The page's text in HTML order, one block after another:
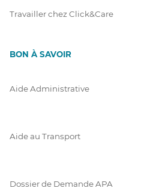
Travailler chez Click&Care
BON À SAVOIR
Aide Administrative
Aide au Transport
Dossier de Demande APA